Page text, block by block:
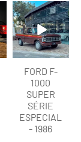
lart.br
Ago 7
FORD F-
1000
SUPER
SÉRIE
ESPECIAL
- 1986